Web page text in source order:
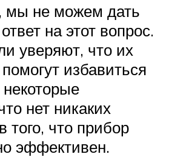
мы не можем дать
на этот вопрос.
уверяют, что их
избавиться
нет никаких
того, что прибор
эффективен.